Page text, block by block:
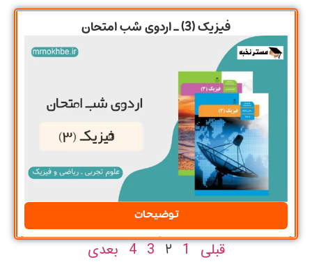
فیزیک (3) ـ اردوی شب امتحان
توضیحات
قبلی 1
2
3
4 بعدی